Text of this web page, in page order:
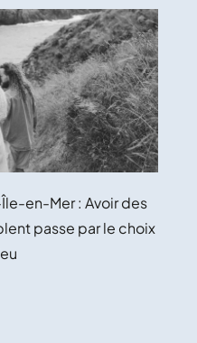
en-Mer : Avoir des
passe par le choix